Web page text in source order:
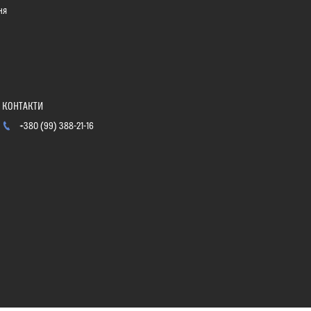
+380 (99) 388-21-16